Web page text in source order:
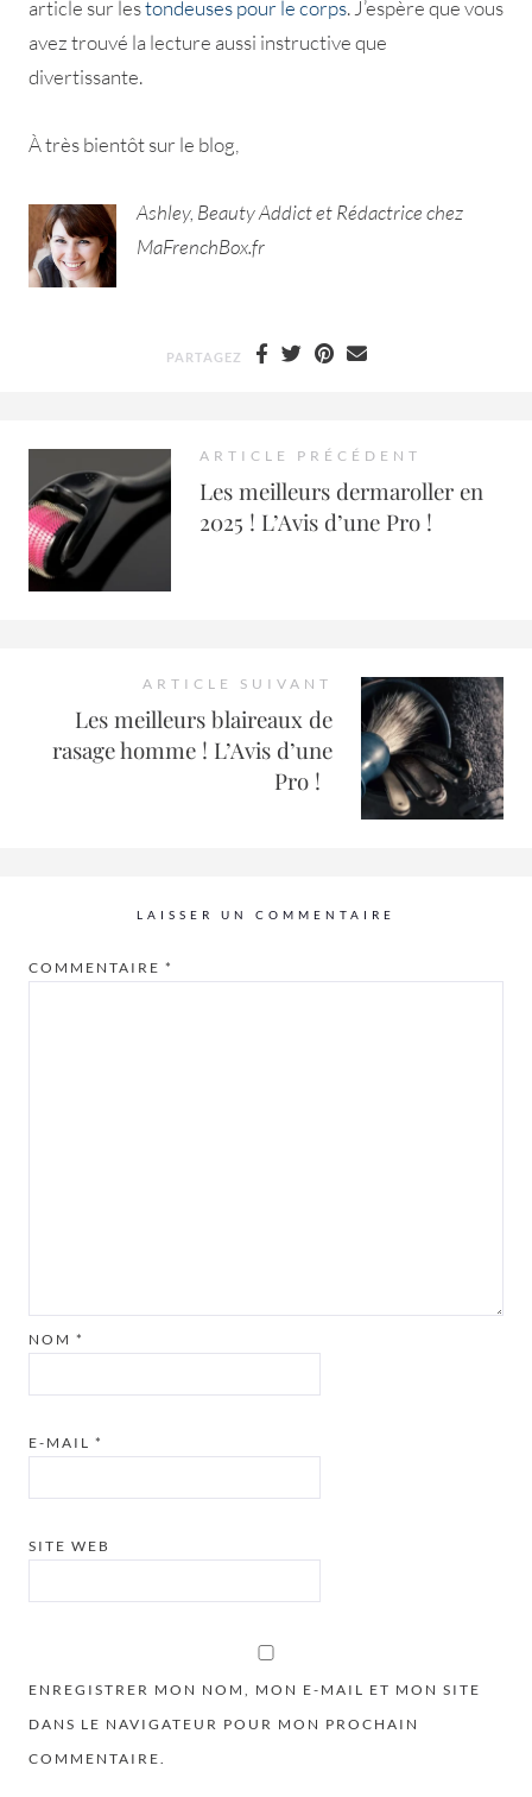
article sur lestondeuses pour le corps. J’espère que vous
avez trouvé la lecture aussi instructive que
divertissante.
À très bientôt sur le blog,
Ashley, Beauty Addict et Rédactrice chez
MaFrenchBox.fr
PARTAGEZ
ARTICLE PRÉCÉDENT
Les meilleurs dermaroller en
2025 ! L’Avis d’une Pro !
ARTICLE SUIVANT
Les meilleurs blaireaux de
rasage homme ! L’Avis d’une
Pro !
LAISSER UN COMMENTAIRE
COMMENTAIRE *
NOM *
E-MAIL *
SITE WEB
ENREGISTRER MON NOM, MON E-MAIL ET MON SITE
DANS LE NAVIGATEUR POUR MON PROCHAIN
COMMENTAIRE.